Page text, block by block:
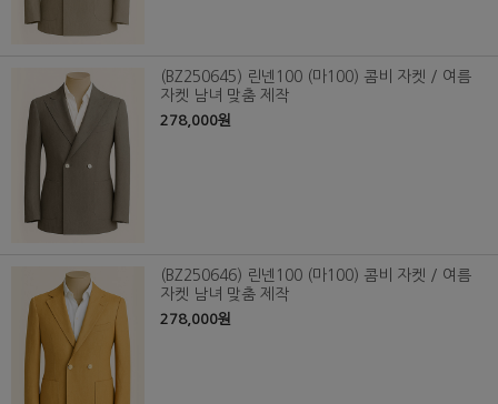
(BZ250645) 린넨100 (마100) 콤비 자켓 / 여름
자켓 남녀 맞춤 제작
278,000원
(BZ250646) 린넨100 (마100) 콤비 자켓 / 여름
자켓 남녀 맞춤 제작
278,000원